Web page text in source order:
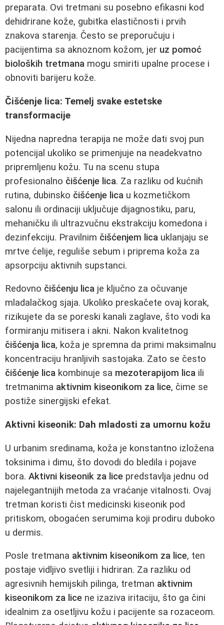
preparata. Ovi tretmani su posebno efikasni kod
dehidrirane kože, gubitka elastičnosti i prvih
znakova starenja. Često se preporučuju i
pacijentima sa aknoznom kožom, jer uz pomoć
bioloških tretmana mogu smiriti upalne procese i
obnoviti barijeru kože.
Čišćenje lica: Temelj svake estetske
transformacije
Nijedna napredna terapija ne može dati svoj pun
potencijal ukoliko se primenjuje na neadekvatno
pripremljenu kožu. Tu na scenu stupa
profesionalno čišćenje lica. Za razliku od kućnih
rutina, dubinsko čišćenje lica u kozmetičkom
salonu ili ordinaciji uključuje dijagnostiku, paru,
mehaničku ili ultrazvučnu ekstrakciju komedona i
dezinfekciju. Pravilnim čišćenjem lica uklanjaju se
mrtve ćelije, reguliše sebum i priprema koža za
apsorpciju aktivnih supstanci.
Redovno čišćenju lica je ključno za očuvanje
mladalačkog sjaja. Ukoliko preskačete ovaj korak,
rizikujete da se poreski kanali zaglave, što vodi ka
formiranju mitisera i akni. Nakon kvalitetnog
čišćenja lica, koža je spremna da primi maksimalnu
koncentraciju hranljivih sastojaka. Zato se često
čišćenje lica kombinuje sa mezoterapijom lica ili
tretmanima aktivnim kiseonikom za lice, čime se
postiže sinergijski efekat.
Aktivni kiseonik: Dah mladosti za umornu kožu
U urbanim sredinama, koža je konstantno izložena
toksinima i dimu, što dovodi do bledila i pojave
bora. Aktivni kiseonik za lice predstavlja jednu od
najelegantnijih metoda za vraćanje vitalnosti. Ovaj
tretman koristi čist medicinski kiseonik pod
pritiskom, obogaćen serumima koji prodiru duboko
u dermis.
Posle tretmana aktivnim kiseonikom za lice, ten
postaje vidljivo svetliji i hidriran. Za razliku od
agresivnih hemijskih pilinga, tretman aktivnim
kiseonikom za lice ne izaziva iritaciju, što ga čini
idealnim za osetljivu kožu i pacijente sa rozaceom.